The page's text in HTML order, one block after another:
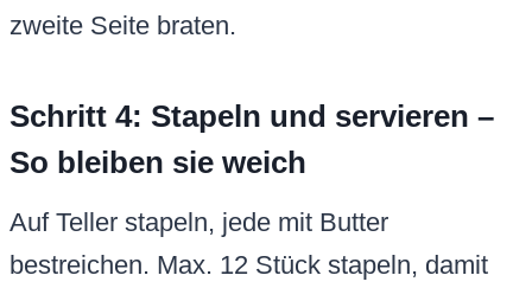
zweite Seite braten.
Schritt 4: Stapeln und servieren –
So bleiben sie weich
Auf Teller stapeln, jede mit Butter
bestreichen. Max. 12 Stück stapeln, damit